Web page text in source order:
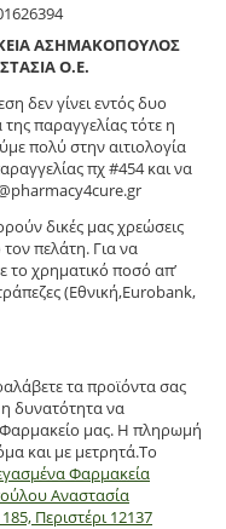
ΑΣΗΜΑΚΟΠΟΥΛΟΣ
Ο.Ε.
δεν γίνει εντός δυο
παραγγελίας τότε η
πολύ στην αιτιολογία
πχ #454 και να
δικές μας χρεώσεις
πελάτη. Για να
το χρηματικό ποσό απ’
(Εθνική,Eurobank,
τα προϊόντα σας
δυνατότητα να
μας. Η πληρωμή
και με μετρητά.Το
Φαρμακεία
Αναστασία
Περιστέρι 12137